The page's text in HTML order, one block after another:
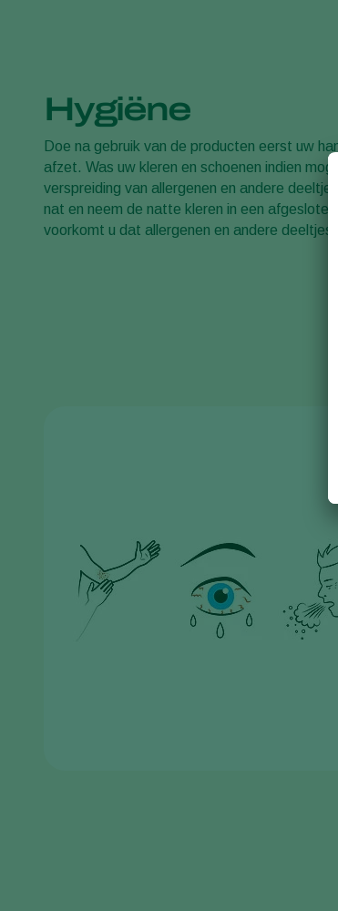
Hygiëne
Doe na gebruik van de producten eerst uw
afzet. Was uw kleren en schoenen indien
verspreiding van allergenen en andere
nat en neem de natte kleren in een
voorkomt u dat allergenen en andere